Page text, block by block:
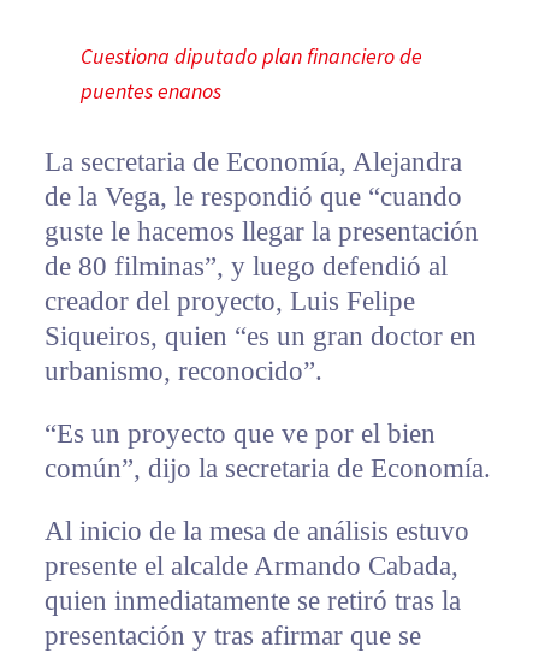
Cuestiona diputado plan financiero de
puentes enanos
La secretaria de Economía, Alejandra
de la Vega, le respondió que “cuando
guste le hacemos llegar la presentación
de 80 filminas”, y luego defendió al
creador del proyecto, Luis Felipe
Siqueiros, quien “es un gran doctor en
urbanismo, reconocido”.
“Es un proyecto que ve por el bien
común”, dijo la secretaria de Economía.
Al inicio de la mesa de análisis estuvo
presente el alcalde Armando Cabada,
quien inmediatamente se retiró tras la
presentación y tras afirmar que se